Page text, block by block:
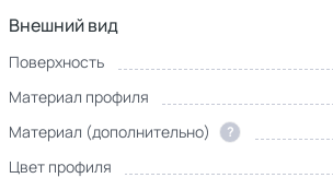
Внешний вид
Поверхность
Материал профиля
Материал (дополнительно)
?
Цвет профиля